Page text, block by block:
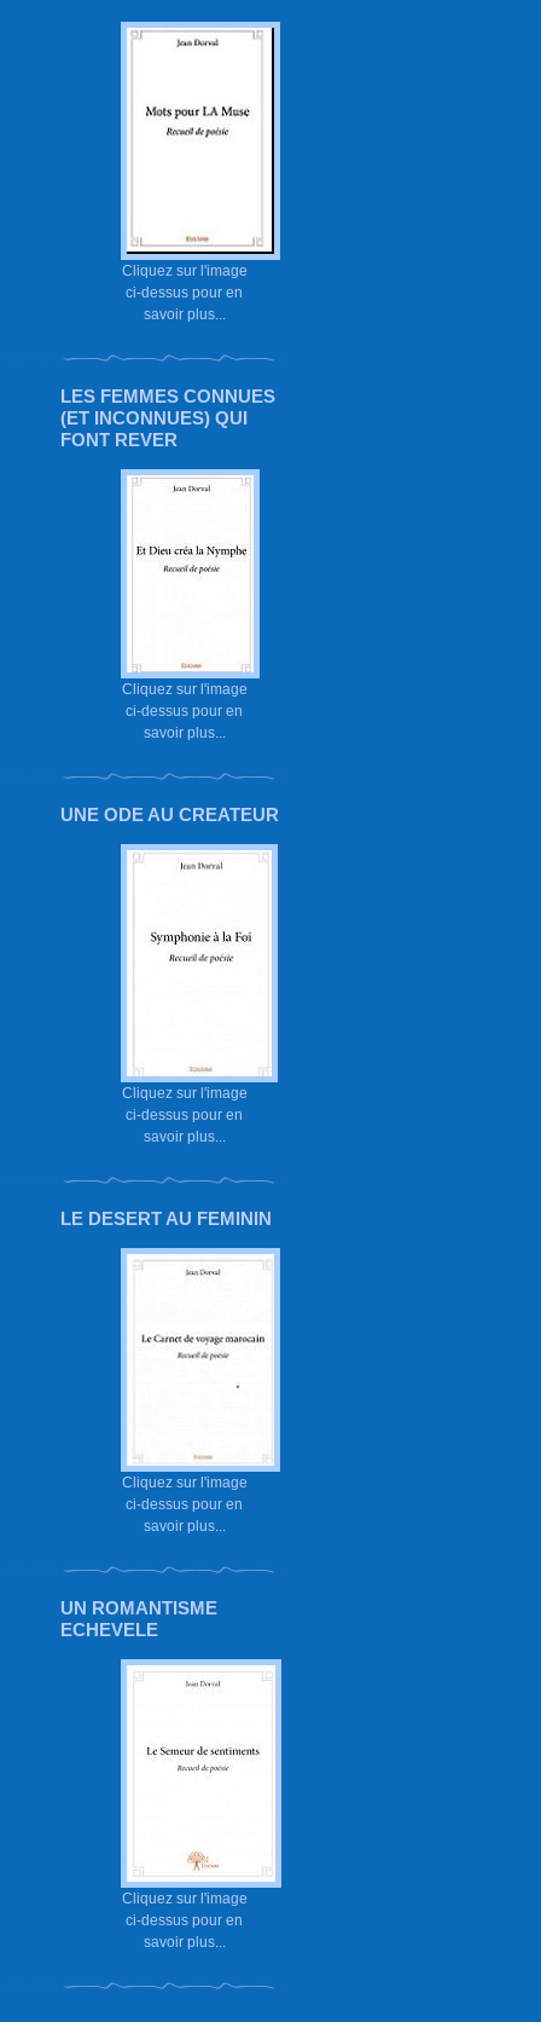
Cliquez sur l'image
ci-dessus pour en
savoir plus...
LES FEMMES CONNUES
(ET INCONNUES) QUI
FONT REVER
Cliquez sur l'image
ci-dessus pour en
savoir plus...
UNE ODE AU CREATEUR
Cliquez sur l'image
ci-dessus pour en
savoir plus...
LE DESERT AU FEMININ
Cliquez sur l'image
ci-dessus pour en
savoir plus...
UN ROMANTISME
ECHEVELE
Cliquez sur l'image
ci-dessus pour en
savoir plus...